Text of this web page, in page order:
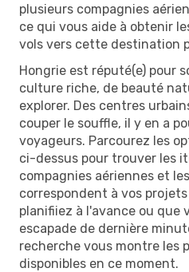
plusieurs compagnies
ce qui vous aide à obtenir
vols vers cette destination
Hongrie est réputé(e) pour
culture riche, de beauté
explorer. Des centres
couper le souffle, il y en a
voyageurs. Parcourez les
ci-dessus pour trouver les
compagnies aériennes et
correspondent à vos
planifiiez à l'avance ou que
escapade de dernière
recherche vous montre les
disponibles en ce moment.